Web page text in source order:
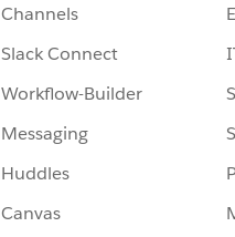
Channels
Slack Connect
Workflow-Builder
Messaging
Huddles
Canvas